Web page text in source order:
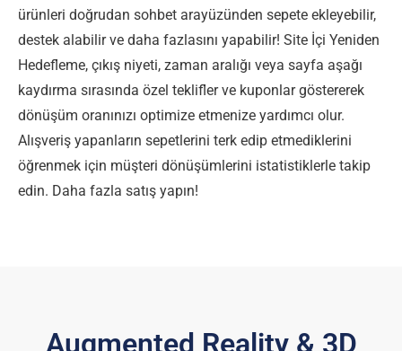
ile akıcı bir şekilde iletişim kurabilir, arama yapabilir,
ürünleri doğrudan sohbet arayüzünden sepete ekleyebilir,
destek alabilir ve daha fazlasını yapabilir! Site İçi Yeniden
Hedefleme, çıkış niyeti, zaman aralığı veya sayfa aşağı
kaydırma sırasında özel teklifler ve kuponlar göstererek
dönüşüm oranınızı optimize etmenize yardımcı olur.
Alışveriş yapanların sepetlerini terk edip etmediklerini
öğrenmek için müşteri dönüşümlerini istatistiklerle takip